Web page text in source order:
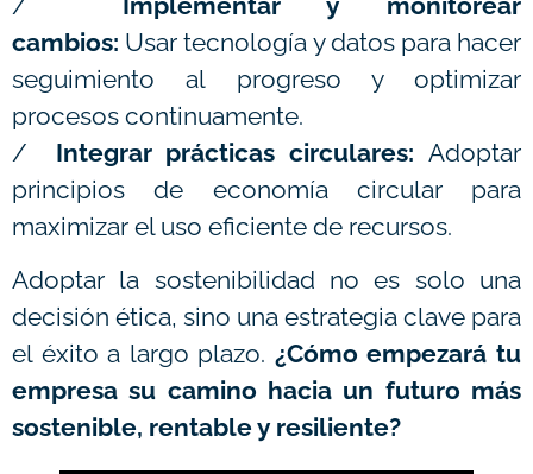
cambios: Usar tecnología y datos para hacer
seguimiento al progreso y optimizar
procesos continuamente.
/ Integrar prácticas circulares: Adoptar
principios de economía circular para
maximizar el uso eficiente de recursos.
Adoptar la sostenibilidad no es solo una
decisión ética, sino una estrategia clave para
el éxito a largo plazo. ¿Cómo empezará tu
empresa su camino hacia un futuro más
sostenible, rentable y resiliente?